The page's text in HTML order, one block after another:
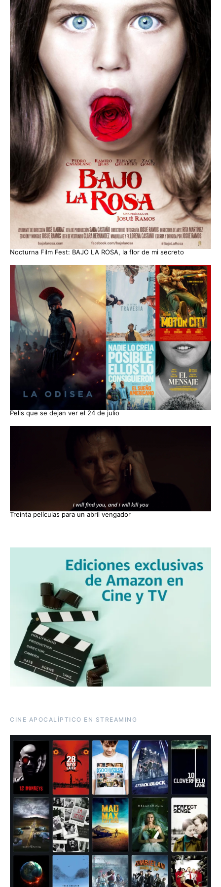
Nocturna Film Fest: BAJO LA ROSA, la flor de mi secreto
Pelis que se dejan ver el 24 de julio
Treinta películas para un abril vengador
CINE APOCALÍPTICO EN STREAMING